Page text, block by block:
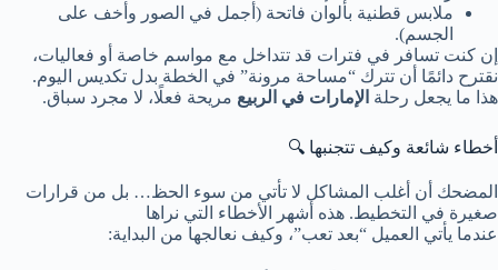
ملابس قطنية بألوان فاتحة (أجمل في الصور وأخف على
الجسم).
إن كنت تسافر في فترات قد تتداخل مع مواسم خاصة أو فعاليات،
نقترح دائمًا أن تترك “مساحة مرونة” في الخطة بدل تكديس اليوم.
هذا ما يجعل رحلة الإمارات في الربيع مريحة فعلًا، لا مجرد سباق.
أخطاء شائعة وكيف تتجنبها 🔍
المضحك أن أغلب المشاكل لا تأتي من سوء الحظ… بل من قرارات
صغيرة في التخطيط. هذه أشهر الأخطاء التي نراها
عندما يأتي العميل “بعد تعب”، وكيف نعالجها من البداية: